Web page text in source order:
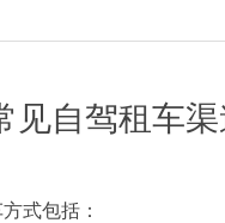
见自驾租车
式包括：